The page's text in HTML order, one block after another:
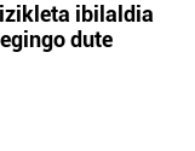
ibilaldia
dute